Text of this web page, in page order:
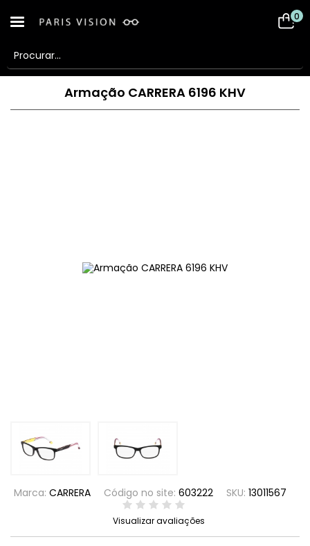
0
Armação CARRERA 6196 KHV
Marca: CARRERA Código no site: 603222 SKU: 13011567
Visualizar avaliações